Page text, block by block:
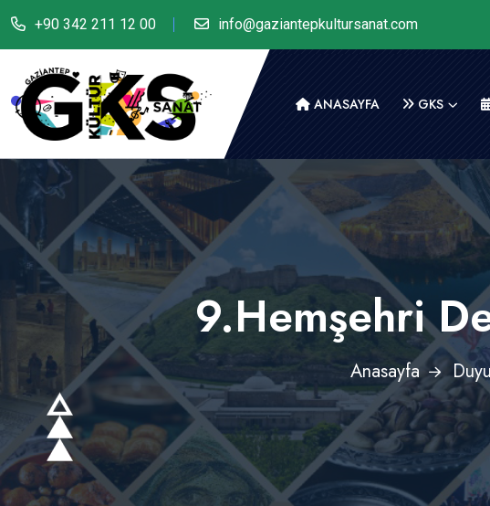
+90 342 211 12 00 info@gaziantepkultursanat.com
ANASAYFA GKS
9.Hemşehri
Anasayfa